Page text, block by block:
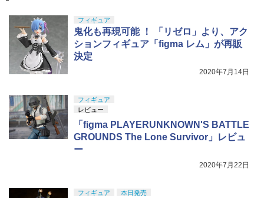
フィギュア
鬼化も再現可能 ！ 「リゼロ」より、アク
ションフィギュア「figma レム」が再販
決定
2020年7月14日
フィギュア
レビュー
「figma PLAYERUNKNOWN'S BATTLE
GROUNDS The Lone Survivor」レビュ
ー
2020年7月22日
フィギュア 本日発売